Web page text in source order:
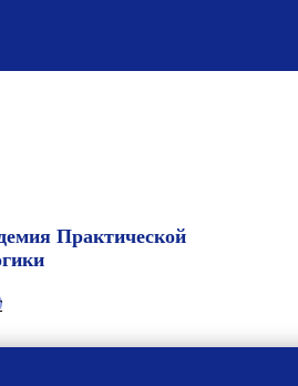
Практической